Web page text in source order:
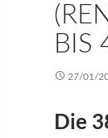
BIS
27/01/
Die